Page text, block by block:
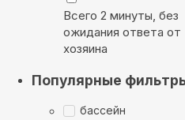
Всего 2 минуты, без
ожидания ответа от
хозяина
Популярные
бассейн